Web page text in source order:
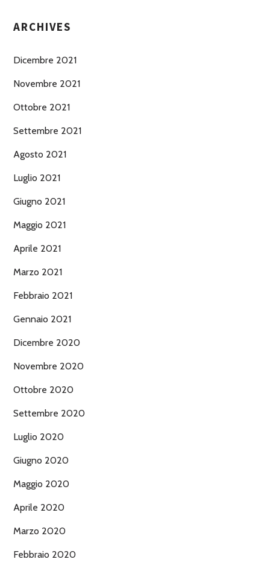
ARCHIVES
Dicembre 2021
Novembre 2021
Ottobre 2021
Settembre 2021
Agosto 2021
Luglio 2021
Giugno 2021
Maggio 2021
Aprile 2021
Marzo 2021
Febbraio 2021
Gennaio 2021
Dicembre 2020
Novembre 2020
Ottobre 2020
Settembre 2020
Luglio 2020
Giugno 2020
Maggio 2020
Aprile 2020
Marzo 2020
Febbraio 2020